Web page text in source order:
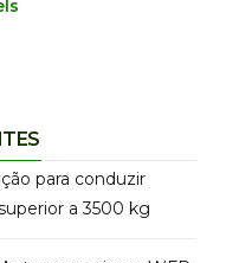
para conduzir
a 3500 kg